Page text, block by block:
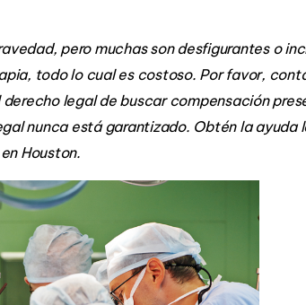
pero muchas son desfigurantes o
todo lo cual es costoso. Por favor,
legal de buscar compensación
nunca está garantizado. Obtén la ayuda
Houston.